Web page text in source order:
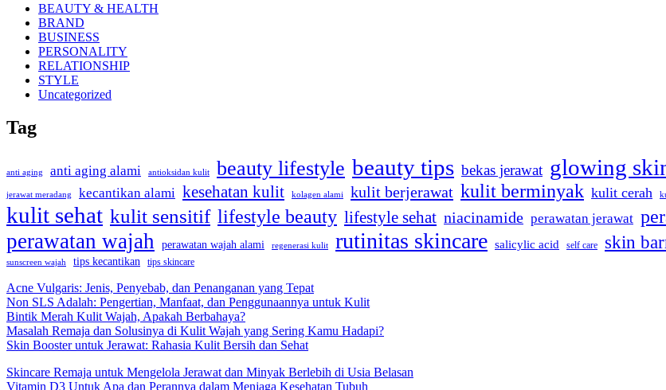
BEAUTY & HEALTH
BRAND
BUSINESS
PERSONALITY
RELATIONSHIP
STYLE
Uncategorized
Tag
anti aging anti aging alami antioksidan kulit beauty lifestyle beauty tips bekas jerawat glowing
jerawat meradang kecantikan alami kesehatan kulit kolagen alami kulit berjerawat kulit berminyak kulit cerah
kulit sehat kulit sensitif lifestyle beauty lifestyle sehat niacinamide perawatan jerawat
perawatan wajah perawatan wajah alami regenerasi kulit rutinitas skincare salicylic acid self care skin
sunscreen wajah tips kecantikan tips skincare
Acne Vulgaris: Jenis, Penyebab, dan Penanganan yang Tepat
Non SLS Adalah: Pengertian, Manfaat, dan Penggunaannya untuk Kulit
Bintik Merah Kulit Wajah, Apakah Berbahaya?
Masalah Remaja dan Solusinya di Kulit Wajah yang Sering Kamu Hadapi?
Skin Booster untuk Jerawat: Rahasia Kulit Bersih dan Sehat
Skincare Remaja untuk Mengelola Jerawat dan Minyak Berlebih di Usia Belasan
Vitamin D3 Untuk Apa dan Perannya dalam Menjaga Kesehatan Tubuh